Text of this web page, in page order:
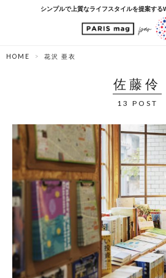
シンプルで上質なライフスタイルを提案する
HOME 花沢 亜衣
佐藤伶
13 POST